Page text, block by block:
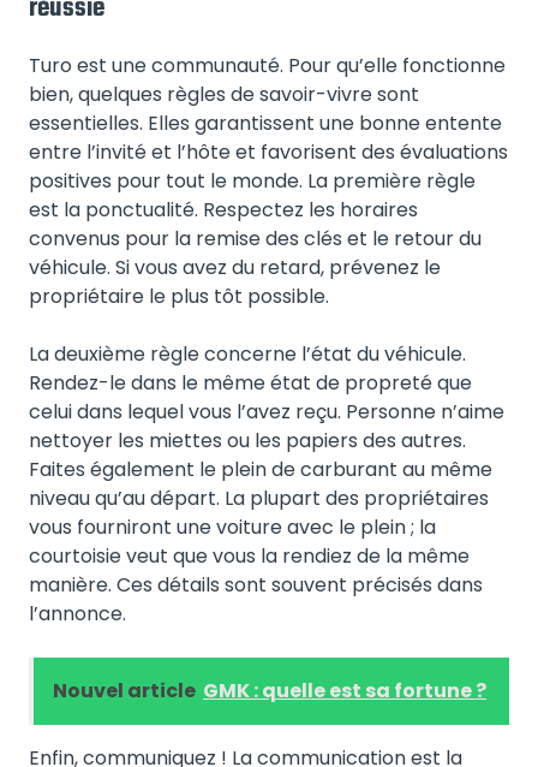
réussie
Turo est une communauté. Pour qu’elle fonctionne
bien, quelques règles de savoir-vivre sont
essentielles. Elles garantissent une bonne entente
entre l’invité et l’hôte et favorisent des évaluations
positives pour tout le monde. La première règle
est la ponctualité. Respectez les horaires
convenus pour la remise des clés et le retour du
véhicule. Si vous avez du retard, prévenez le
propriétaire le plus tôt possible.
La deuxième règle concerne l’état du véhicule.
Rendez-le dans le même état de propreté que
celui dans lequel vous l’avez reçu. Personne n’aime
nettoyer les miettes ou les papiers des autres.
Faites également le plein de carburant au même
niveau qu’au départ. La plupart des propriétaires
vous fourniront une voiture avec le plein ; la
courtoisie veut que vous la rendiez de la même
manière. Ces détails sont souvent précisés dans
l’annonce.
Nouvel article GMK : quelle est sa fortune ?
Enfin, communiquez ! La communication est la